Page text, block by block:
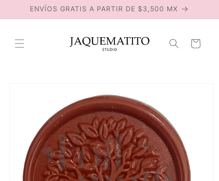
directamente
al contenido
ENVÍOS GRATIS A PARTIR DE $3,500 MX
Carrito